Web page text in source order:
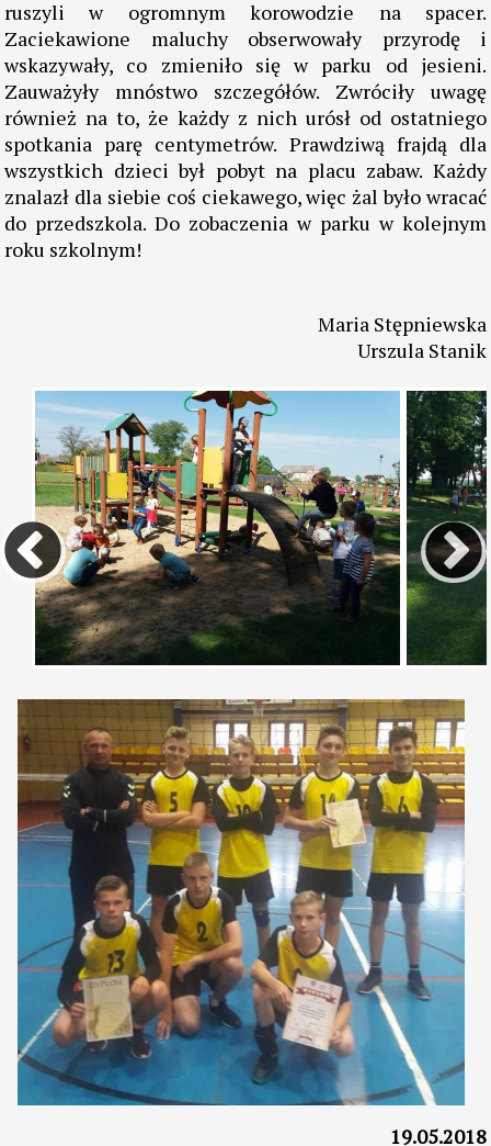
ruszyli w ogromnym korowodzie na spacer.
Zaciekawione maluchy obserwowały przyrodę i
wskazywały, co zmieniło się w parku od jesieni.
Zauważyły mnóstwo szczegółów. Zwróciły uwagę
również na to, że każdy z nich urósł od ostatniego
spotkania parę centymetrów. Prawdziwą frajdą dla
wszystkich dzieci był pobyt na placu zabaw. Każdy
znalazł dla siebie coś ciekawego, więc żal było wracać
do przedszkola. Do zobaczenia w parku w kolejnym
roku szkolnym!
Maria Stępniewska
Urszula Stanik
19.05.2018